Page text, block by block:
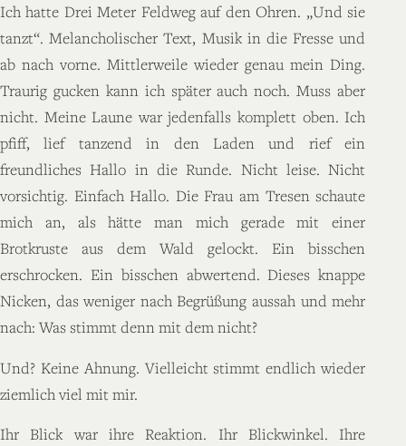
Ich hatte Drei Meter Feldweg auf den Ohren. „Und sie
tanzt“. Melancholischer Text, Musik in die Fresse und
ab nach vorne. Mittlerweile wieder genau mein Ding.
Traurig gucken kann ich später auch noch. Muss aber
nicht. Meine Laune war jedenfalls komplett oben. Ich
pfiff, lief tanzend in den Laden und rief ein
freundliches Hallo in die Runde. Nicht leise. Nicht
vorsichtig. Einfach Hallo. Die Frau am Tresen schaute
mich an, als hätte man mich gerade mit einer
Brotkruste aus dem Wald gelockt. Ein bisschen
erschrocken. Ein bisschen abwertend. Dieses knappe
Nicken, das weniger nach Begrüßung aussah und mehr
nach: Was stimmt denn mit dem nicht?
Und? Keine Ahnung. Vielleicht stimmt endlich wieder
ziemlich viel mit mir.
Ihr Blick war ihre Reaktion. Ihr Blickwinkel. Ihre